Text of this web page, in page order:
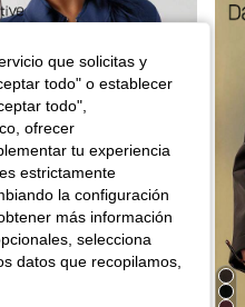
que solicitas y
todo" o establecer
todo",
ofrecer
tu experiencia
estrictamente
la configuración
más información
selecciona
datos que recopilamos,